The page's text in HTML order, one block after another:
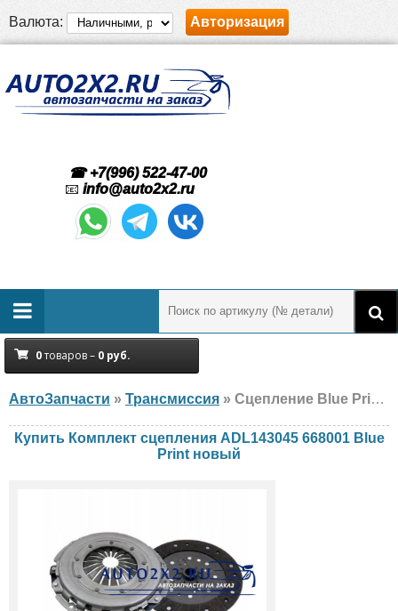
Валюта: Авторизация
☎ +7(996) 522-47-00
📧 info@auto2x2.ru
0товаров – 0 руб.
АвтоЗапчасти » Трансмиссия » Сцепление Blue Print ADL143045 668001 Opel, Fiat, Alfa Romeo, новый
Купить Комплект сцепления ADL143045 668001 Blue
Print новый